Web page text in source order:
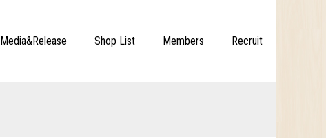
Media&Release Shop List Members Recruit